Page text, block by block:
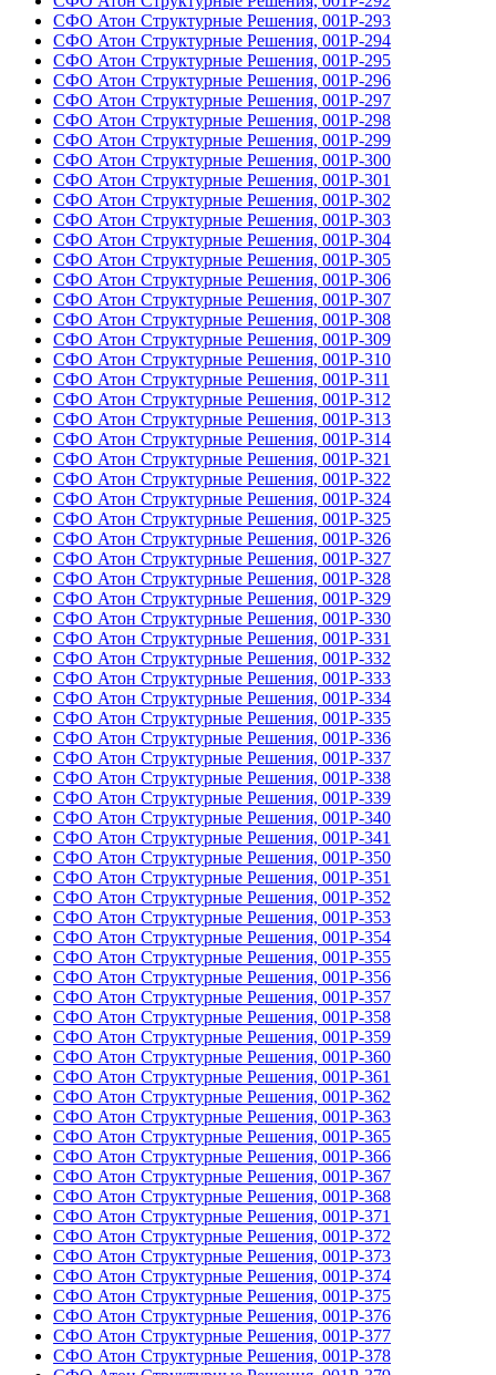
СФО Атон Структурные Решения, 001Р-293
СФО Атон Структурные Решения, 001Р-294
СФО Атон Структурные Решения, 001Р-295
СФО Атон Структурные Решения, 001Р-296
СФО Атон Структурные Решения, 001Р-297
СФО Атон Структурные Решения, 001Р-298
СФО Атон Структурные Решения, 001Р-299
СФО Атон Структурные Решения, 001Р-300
СФО Атон Структурные Решения, 001Р-301
СФО Атон Структурные Решения, 001Р-302
СФО Атон Структурные Решения, 001Р-303
СФО Атон Структурные Решения, 001Р-304
СФО Атон Структурные Решения, 001Р-305
СФО Атон Структурные Решения, 001Р-306
СФО Атон Структурные Решения, 001Р-307
СФО Атон Структурные Решения, 001Р-308
СФО Атон Структурные Решения, 001Р-309
СФО Атон Структурные Решения, 001Р-310
СФО Атон Структурные Решения, 001Р-311
СФО Атон Структурные Решения, 001Р-312
СФО Атон Структурные Решения, 001Р-313
СФО Атон Структурные Решения, 001Р-314
СФО Атон Структурные Решения, 001Р-321
СФО Атон Структурные Решения, 001Р-322
СФО Атон Структурные Решения, 001Р-324
СФО Атон Структурные Решения, 001Р-325
СФО Атон Структурные Решения, 001Р-326
СФО Атон Структурные Решения, 001Р-327
СФО Атон Структурные Решения, 001Р-328
СФО Атон Структурные Решения, 001Р-329
СФО Атон Структурные Решения, 001Р-330
СФО Атон Структурные Решения, 001Р-331
СФО Атон Структурные Решения, 001Р-332
СФО Атон Структурные Решения, 001Р-333
СФО Атон Структурные Решения, 001Р-334
СФО Атон Структурные Решения, 001Р-335
СФО Атон Структурные Решения, 001Р-336
СФО Атон Структурные Решения, 001Р-337
СФО Атон Структурные Решения, 001Р-338
СФО Атон Структурные Решения, 001Р-339
СФО Атон Структурные Решения, 001Р-340
СФО Атон Структурные Решения, 001Р-341
СФО Атон Структурные Решения, 001Р-350
СФО Атон Структурные Решения, 001Р-351
СФО Атон Структурные Решения, 001Р-352
СФО Атон Структурные Решения, 001Р-353
СФО Атон Структурные Решения, 001Р-354
СФО Атон Структурные Решения, 001Р-355
СФО Атон Структурные Решения, 001Р-356
СФО Атон Структурные Решения, 001Р-357
СФО Атон Структурные Решения, 001Р-358
СФО Атон Структурные Решения, 001Р-359
СФО Атон Структурные Решения, 001Р-360
СФО Атон Структурные Решения, 001Р-361
СФО Атон Структурные Решения, 001Р-362
СФО Атон Структурные Решения, 001Р-363
СФО Атон Структурные Решения, 001Р-365
СФО Атон Структурные Решения, 001Р-366
СФО Атон Структурные Решения, 001Р-367
СФО Атон Структурные Решения, 001Р-368
СФО Атон Структурные Решения, 001Р-371
СФО Атон Структурные Решения, 001Р-372
СФО Атон Структурные Решения, 001Р-373
СФО Атон Структурные Решения, 001Р-374
СФО Атон Структурные Решения, 001Р-375
СФО Атон Структурные Решения, 001Р-376
СФО Атон Структурные Решения, 001Р-377
СФО Атон Структурные Решения, 001Р-378